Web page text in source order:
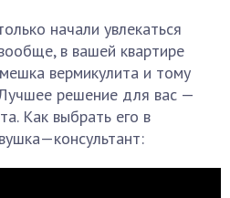
начали увлекаться
в вашей квартире
вермикулита и тому
решение для вас —
Как выбрать его в